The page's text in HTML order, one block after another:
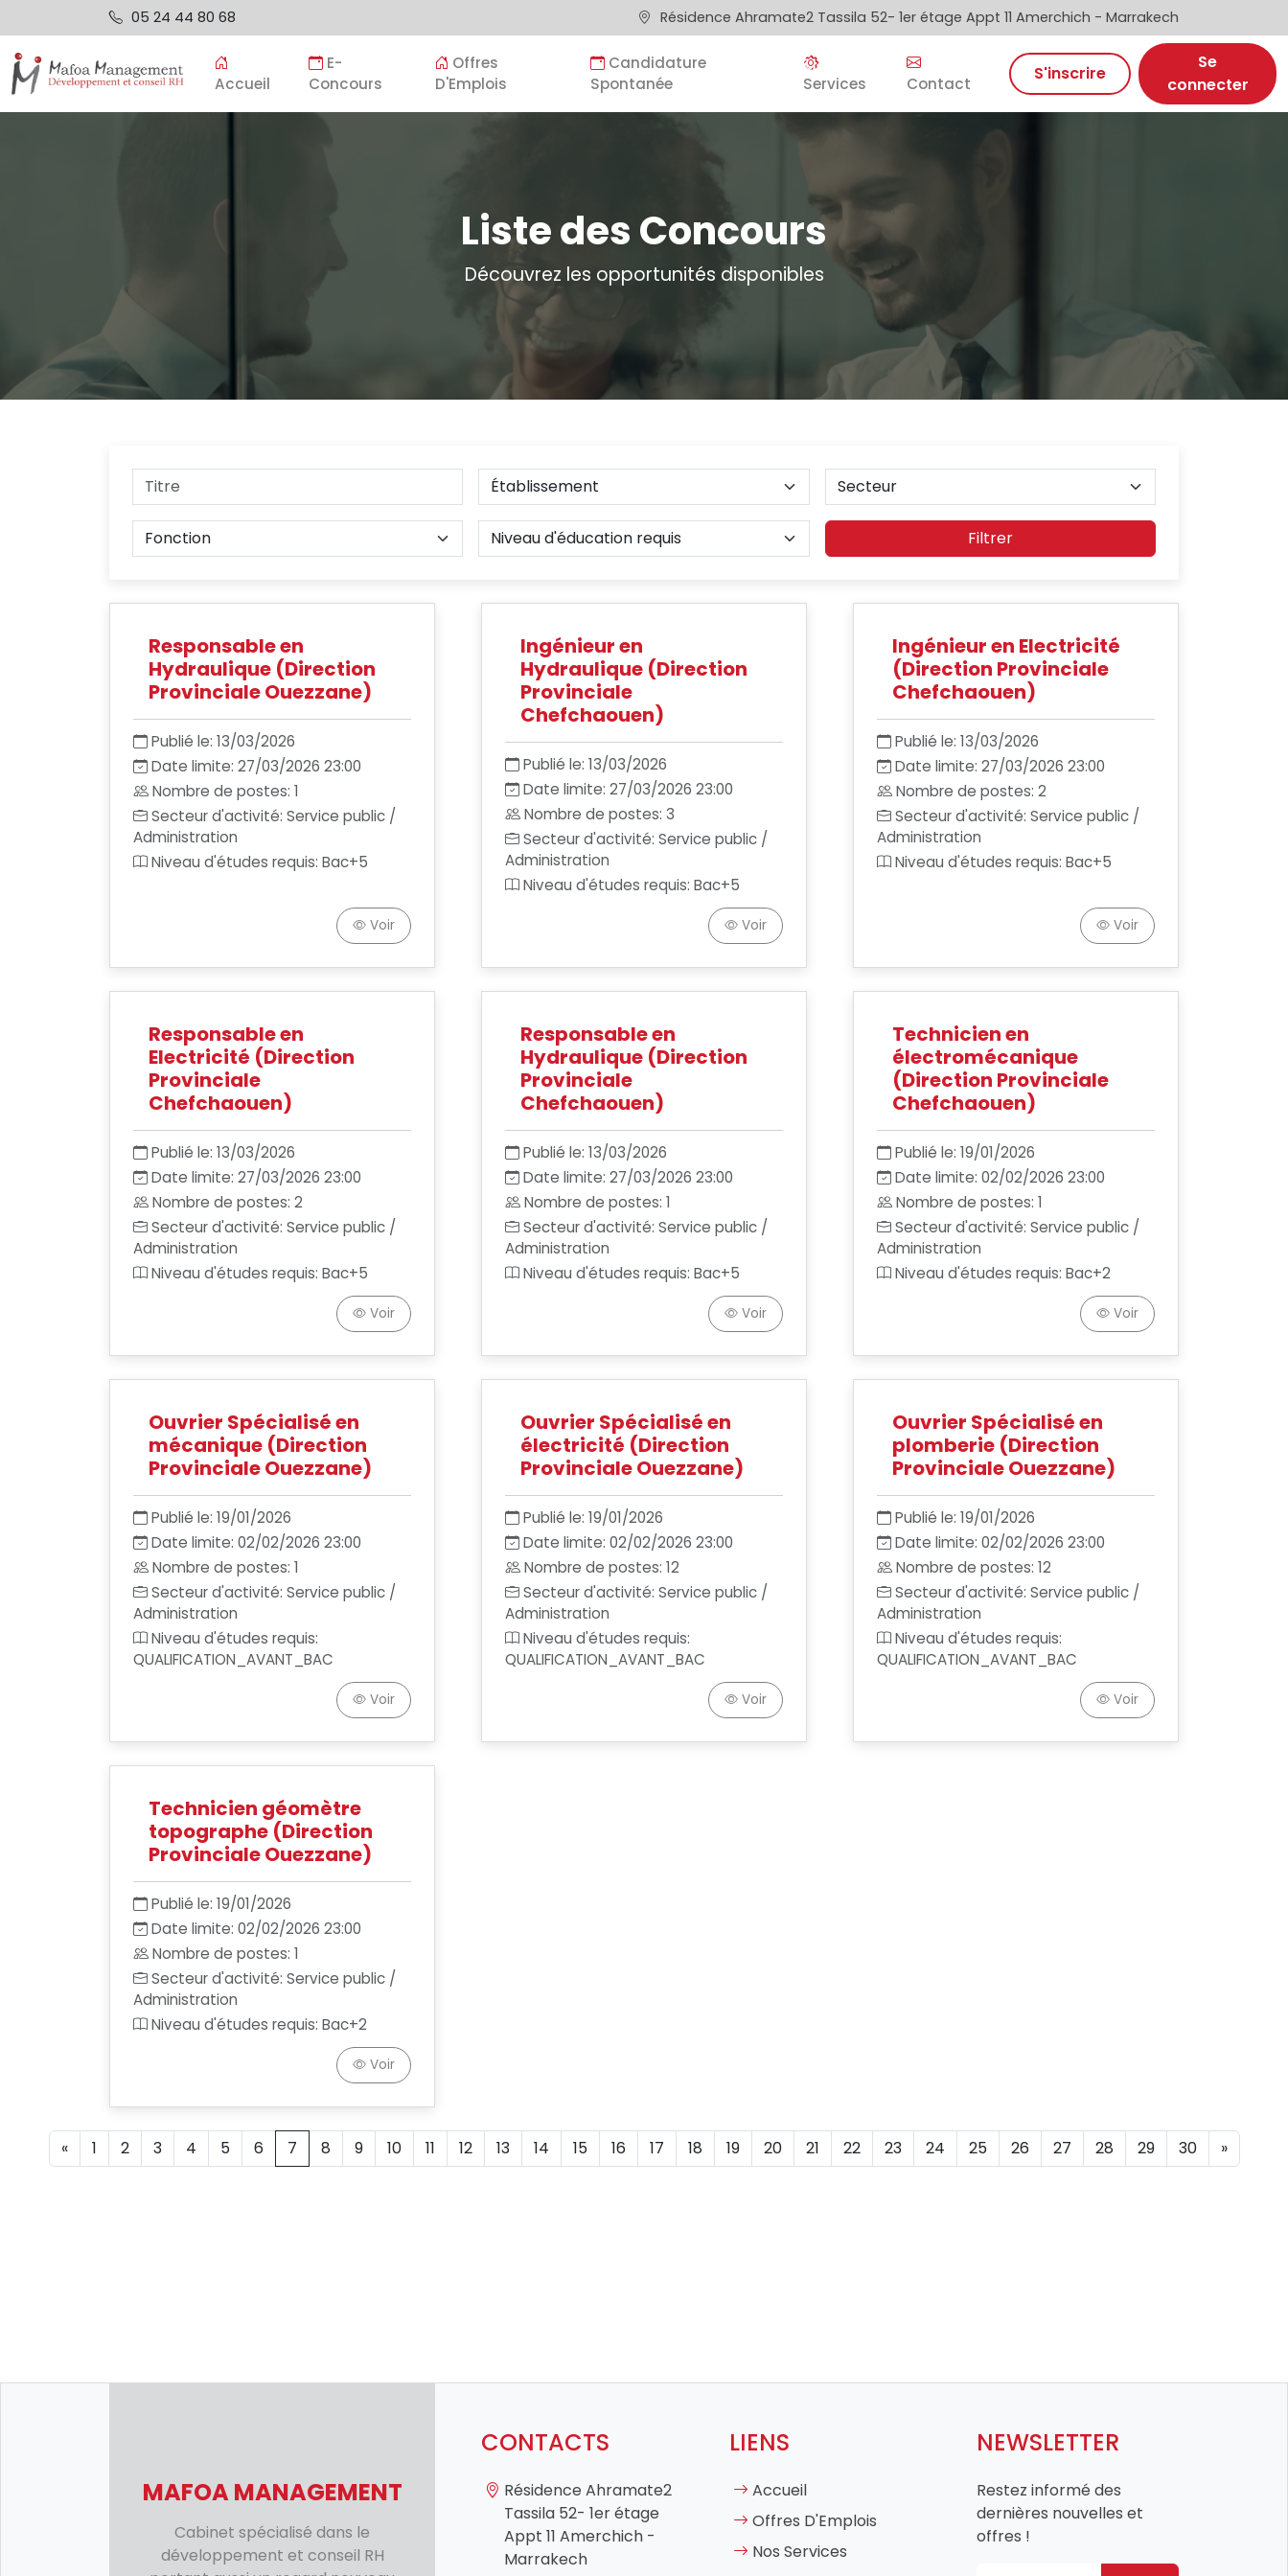
05 24 44 80 68 Résidence Ahramate2 Tassila 52- 1er étage Appt 11 Amerchich - Marrakech
Accueil
E-
Concours
Offres
D'Emplois
Candidature
Spontanée
Services Contact S'inscrire
Se
connecter
Liste des Concours
Découvrez les opportunités disponibles
Filtrer
Responsable en
Hydraulique (Direction
Provinciale Ouezzane)
Publié le: 13/03/2026
Date limite: 27/03/2026 23:00
Nombre de postes: 1
Secteur d'activité: Service public /
Administration
Niveau d'études requis: Bac+5
Voir
Ingénieur en
Hydraulique (Direction
Provinciale
Chefchaouen)
Publié le: 13/03/2026
Date limite: 27/03/2026 23:00
Nombre de postes: 3
Secteur d'activité: Service public /
Administration
Niveau d'études requis: Bac+5
Voir
Ingénieur en Electricité
(Direction Provinciale
Chefchaouen)
Publié le: 13/03/2026
Date limite: 27/03/2026 23:00
Nombre de postes: 2
Secteur d'activité: Service public /
Administration
Niveau d'études requis: Bac+5
Voir
Responsable en
Electricité (Direction
Provinciale
Chefchaouen)
Publié le: 13/03/2026
Date limite: 27/03/2026 23:00
Nombre de postes: 2
Secteur d'activité: Service public /
Administration
Niveau d'études requis: Bac+5
Voir
Responsable en
Hydraulique (Direction
Provinciale
Chefchaouen)
Publié le: 13/03/2026
Date limite: 27/03/2026 23:00
Nombre de postes: 1
Secteur d'activité: Service public /
Administration
Niveau d'études requis: Bac+5
Voir
Technicien en
électromécanique
(Direction Provinciale
Chefchaouen)
Publié le: 19/01/2026
Date limite: 02/02/2026 23:00
Nombre de postes: 1
Secteur d'activité: Service public /
Administration
Niveau d'études requis: Bac+2
Voir
Ouvrier Spécialisé en
mécanique (Direction
Provinciale Ouezzane)
Publié le: 19/01/2026
Date limite: 02/02/2026 23:00
Nombre de postes: 1
Secteur d'activité: Service public /
Administration
Niveau d'études requis:
QUALIFICATION_AVANT_BAC
Voir
Ouvrier Spécialisé en
électricité (Direction
Provinciale Ouezzane)
Publié le: 19/01/2026
Date limite: 02/02/2026 23:00
Nombre de postes: 12
Secteur d'activité: Service public /
Administration
Niveau d'études requis:
QUALIFICATION_AVANT_BAC
Voir
Ouvrier Spécialisé en
plomberie (Direction
Provinciale Ouezzane)
Publié le: 19/01/2026
Date limite: 02/02/2026 23:00
Nombre de postes: 12
Secteur d'activité: Service public /
Administration
Niveau d'études requis:
QUALIFICATION_AVANT_BAC
Voir
Technicien géomètre
topographe (Direction
Provinciale Ouezzane)
Publié le: 19/01/2026
Date limite: 02/02/2026 23:00
Nombre de postes: 1
Secteur d'activité: Service public /
Administration
Niveau d'études requis: Bac+2
Voir
« 1 2 3 4 5 6 7 8 9 10 11 12 13 14 15 16 17 18 19 20 21 22 23 24 25 26 27 28 29 30 »
MAFOA MANAGEMENT
Cabinet spécialisé dans le
développement et conseil RH
CONTACTS
Résidence Ahramate2
Tassila 52- 1er étage
Appt 11 Amerchich -
Marrakech
LIENS
Accueil
Offres D'Emplois
Nos Services
NEWSLETTER
Restez informé des
dernières nouvelles et
offres !